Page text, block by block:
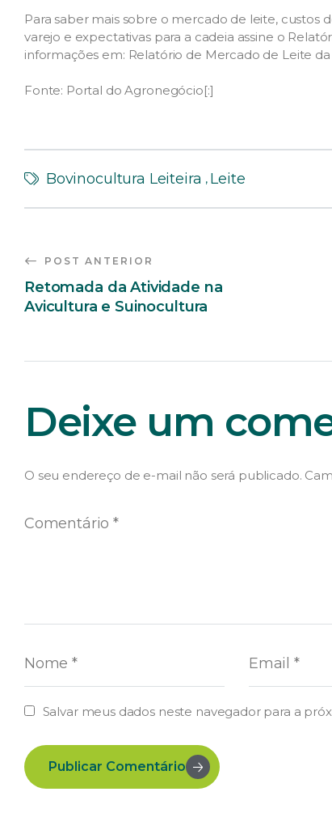
Para saber mais sobre o mercado de leite, custos
varejo e expectativas para a cadeia assine o
informações em: Relatório de Mercado de Leite da
Fonte: Portal do Agronegócio[:]
Bovinocultura Leiteira , Leite
POST ANTERIOR
Retomada da Atividade na
Avicultura e Suinocultura
Deixe um
O seu endereço de e-mail não será publicado.
Salvar meus dados neste navegador para a
Publicar Comentário